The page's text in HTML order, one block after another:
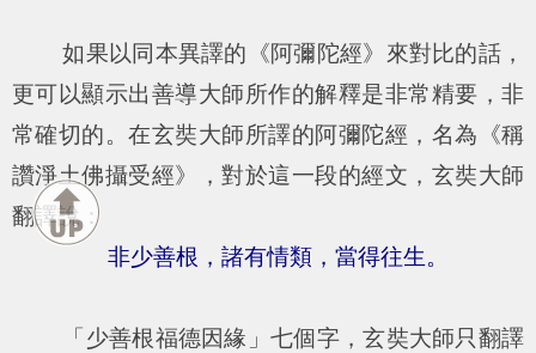
如果以同本異譯的《阿彌陀經》來對比的話，
更可以顯示出善導大師所作的解釋是非常精要，非
常確切的。在玄奘大師所譯的阿彌陀經，名為《稱
讚淨土佛攝受經》，對於這一段的經文，玄奘大師
翻譯說：
非少善根，諸有情類，當得往生。
「少善根福德因緣」七個字，玄奘大師只翻譯